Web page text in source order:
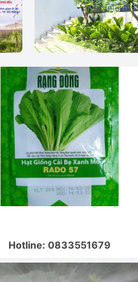
Hotline: 0833551679